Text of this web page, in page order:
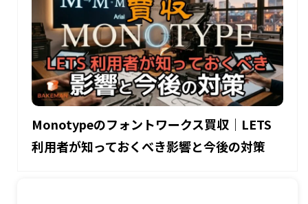
Monotypeのフォントワークス買収｜LETS
利用者が知っておくべき影響と今後の対策